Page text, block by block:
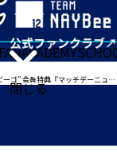
閉じる
FANACADEMY
ュース』発送お申込み受け付け（第1回目）開始